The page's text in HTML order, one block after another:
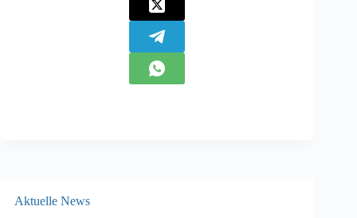
Aktuelle News